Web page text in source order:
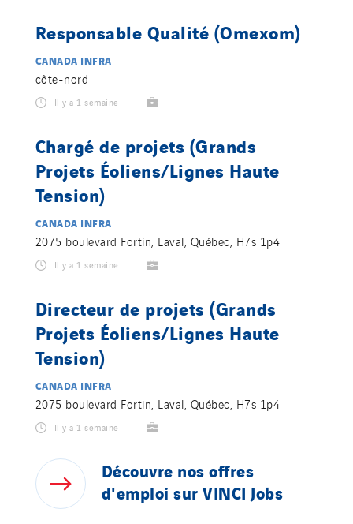
Responsable Qualité (Omexom)
CANADA INFRA
côte-nord
Il y a 1 semaine
Chargé de projets (Grands
Projets Éoliens/Lignes Haute
Tension)
CANADA INFRA
2075 boulevard Fortin, Laval, Québec, H7s 1p4
Il y a 1 semaine
Directeur de projets (Grands
Projets Éoliens/Lignes Haute
Tension)
CANADA INFRA
2075 boulevard Fortin, Laval, Québec, H7s 1p4
Il y a 1 semaine
Découvre nosoffres
d'emploisurVINCI Jobs